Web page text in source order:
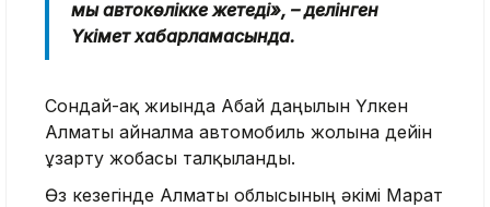
мың автокөлікке жетеді», – делінген
Үкімет хабарламасында.
Сондай-ақ жиында Абай даңғылын Үлкен
Алматы айналма автомобиль жолына дейін
ұзарту жобасы талқыланды.
Өз кезегінде Алматы облысының әкімі Марат